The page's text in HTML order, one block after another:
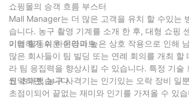
쇼핑몰의 승객 흐름 부스터
Mall Manager는 더 많은 고객을 유치 할 수있는
습니다. 농구 촬영 기계를 소개 한 후, 대형 쇼핑
이해하기 쉬운 운영과 높은 상호 작용으로 인해
기업 활동의 하이라이트
많은 회사들이 팀 빌딩 또는 연례 회의를 개최
라 팀 응집력을 향상시킬 수 있습니다. 특정 기
씬 초과했습니다.
요약하면, 농구 사격기는 인기있는 오락 장비 일
초점이되어 끝없는 재미와 인기를 가져올 수 있